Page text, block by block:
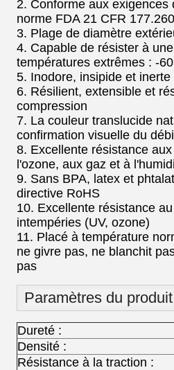
2. Conforme aux exigences
norme FDA 21 CFR
3. Plage de diamètre
4. Capable de résister à
températures extrêmes : -60
5. Inodore, insipide et inerte
6. Résilient, extensible et
compression
7. La couleur translucide
confirmation visuelle du
8. Excellente résistance
l'ozone, aux gaz et à
9. Sans BPA, latex et
directive RoHS
10. Excellente résistance
intempéries (UV, ozone)
11. Placé à température
ne givre pas, ne blanchit
pas
Paramètres du produit
Dureté :
Densité :
Résistance à la traction :